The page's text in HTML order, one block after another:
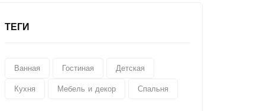
ТЕГИ
Ванная Гостиная
Детская
Кухня
Мебель и декор Спальня